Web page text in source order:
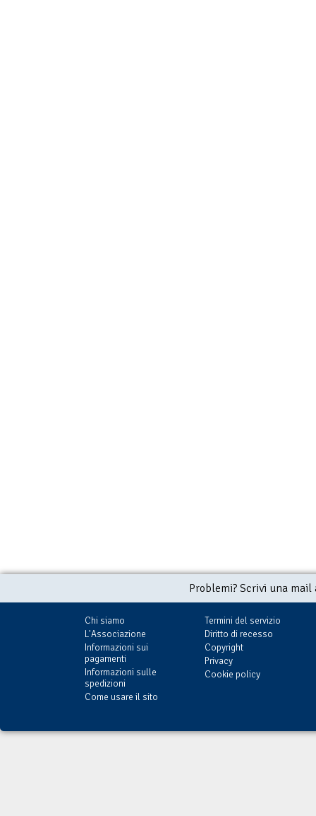
Problemi? Scrivi una
Chi siamo
L'Associazione
Informazioni sui
pagamenti
Informazioni sulle
spedizioni
Come usare il sito
Termini del servizio
Diritto di recesso
Copyright
Privacy
Cookie policy